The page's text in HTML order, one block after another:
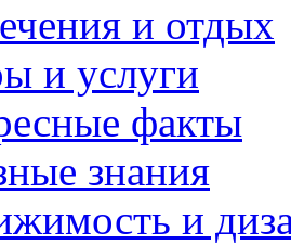
и отдых
и услуги
факты
знания
и